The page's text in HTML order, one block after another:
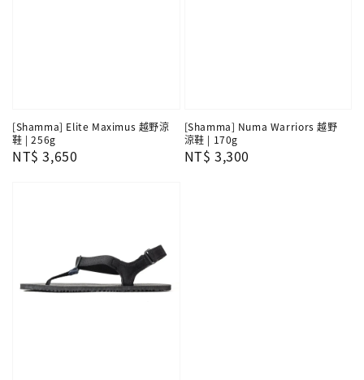
[Shamma] Elite Maximus 越野涼
鞋 | 256g
Regular
NT$ 3,650
[Shamma] Numa Warriors 越野
涼鞋 | 170g
Regular
NT$ 3,300